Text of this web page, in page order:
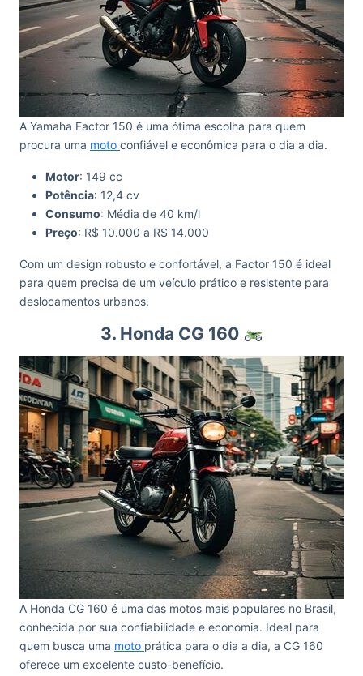
A Yamaha Factor 150 é uma ótima escolha para quem
procura uma moto confiável e econômica para o dia a dia.
Motor: 149 cc
Potência: 12,4 cv
Consumo: Média de 40 km/l
Preço: R$ 10.000 a R$ 14.000
Com um design robusto e confortável, a Factor 150 é ideal
para quem precisa de um veículo prático e resistente para
deslocamentos urbanos.
3. Honda CG 160
A Honda CG 160 é uma das motos mais populares no Brasil,
conhecida por sua confiabilidade e economia. Ideal para
quem busca uma moto prática para o dia a dia, a CG 160
oferece um excelente custo-benefício.